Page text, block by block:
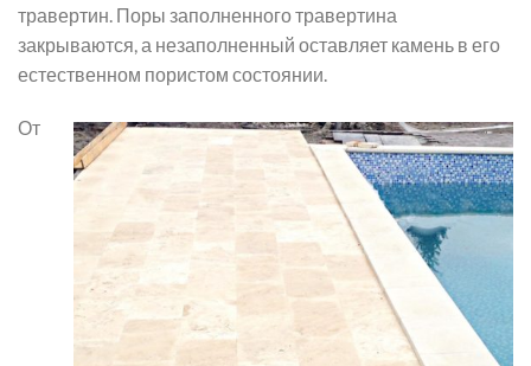
травертин. Поры заполненного травертина
закрываются, а незаполненный оставляет камень в его
естественном пористом состоянии.
От